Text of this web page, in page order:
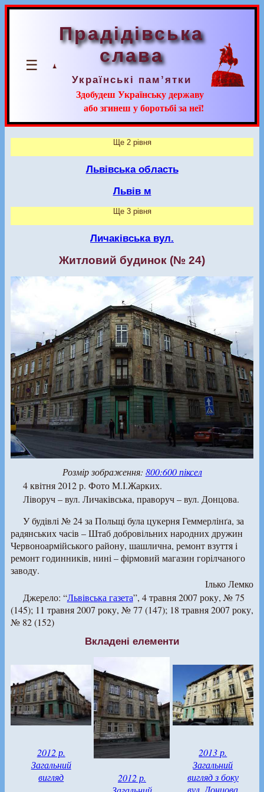
☰
Прадідівська
слава
Українські пам’ятки
Здобудеш Українську державу
або згинеш у боротьбі за неї!
Ще 2 рівня
Львівська область
Львів м
Ще 3 рівня
Личаківська вул.
Житловий будинок (№ 24)
Розмір зображення: 800:600 піксел
4 квітня 2012 р. Фото М.І.Жарких.
Ліворуч – вул. Личаківська, праворуч – вул. Донцова.
У будівлі № 24 за Польщі була цукерня Геммерлінґа, за
радянських часів – Штаб добровільних народних дружин
Червоноармійського району, шашлична, ремонт взуття і
ремонт годинників, нині – фірмовий магазин горілчаного
заводу.
Ілько Лемко
Джерело: “Львівська газета”, 4 травня 2007 року, № 75
(145); 11 травня 2007 року, № 77 (147); 18 травня 2007 року,
№ 82 (152)
Вкладені елементи
2012 р.
Загальний
вигляд
2012 р.
2013 р.
Загальний
вигляд з боку